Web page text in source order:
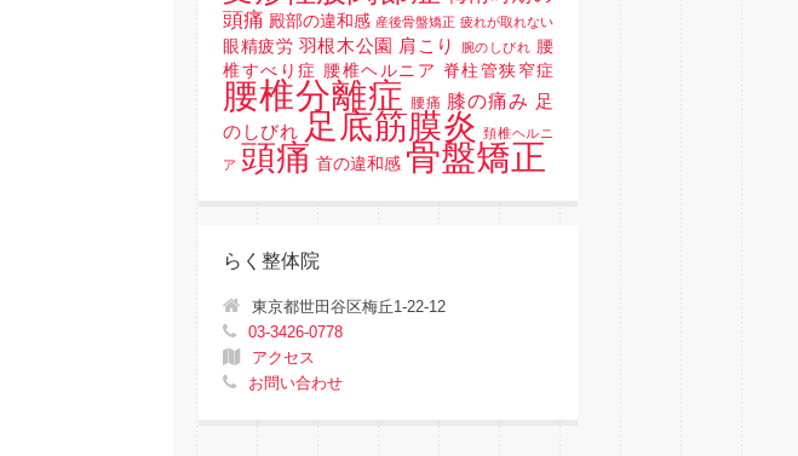
頭痛 殿部の違和感 産後骨盤矯正 疲れが取れない
眼精疲労 羽根木公園 肩こり 腕のしびれ 腰
椎すべり症 腰椎ヘルニア 脊柱管狭窄症
腰椎分離症 腰痛 膝の痛み 足
のしびれ 足底筋膜炎 頚椎ヘルニ
ア 頭痛 首の違和感 骨盤矯正
らく整体院
東京都世田谷区梅丘1-22-12
03-3426-0778
アクセス
お問い合わせ